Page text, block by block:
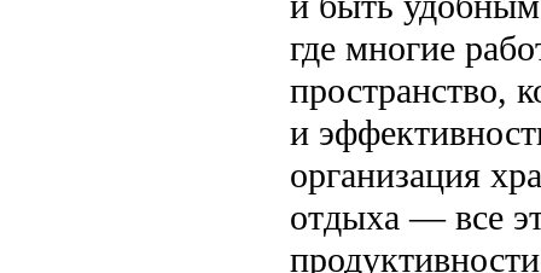
где многие
пространство,
и
организация
отдыха — все